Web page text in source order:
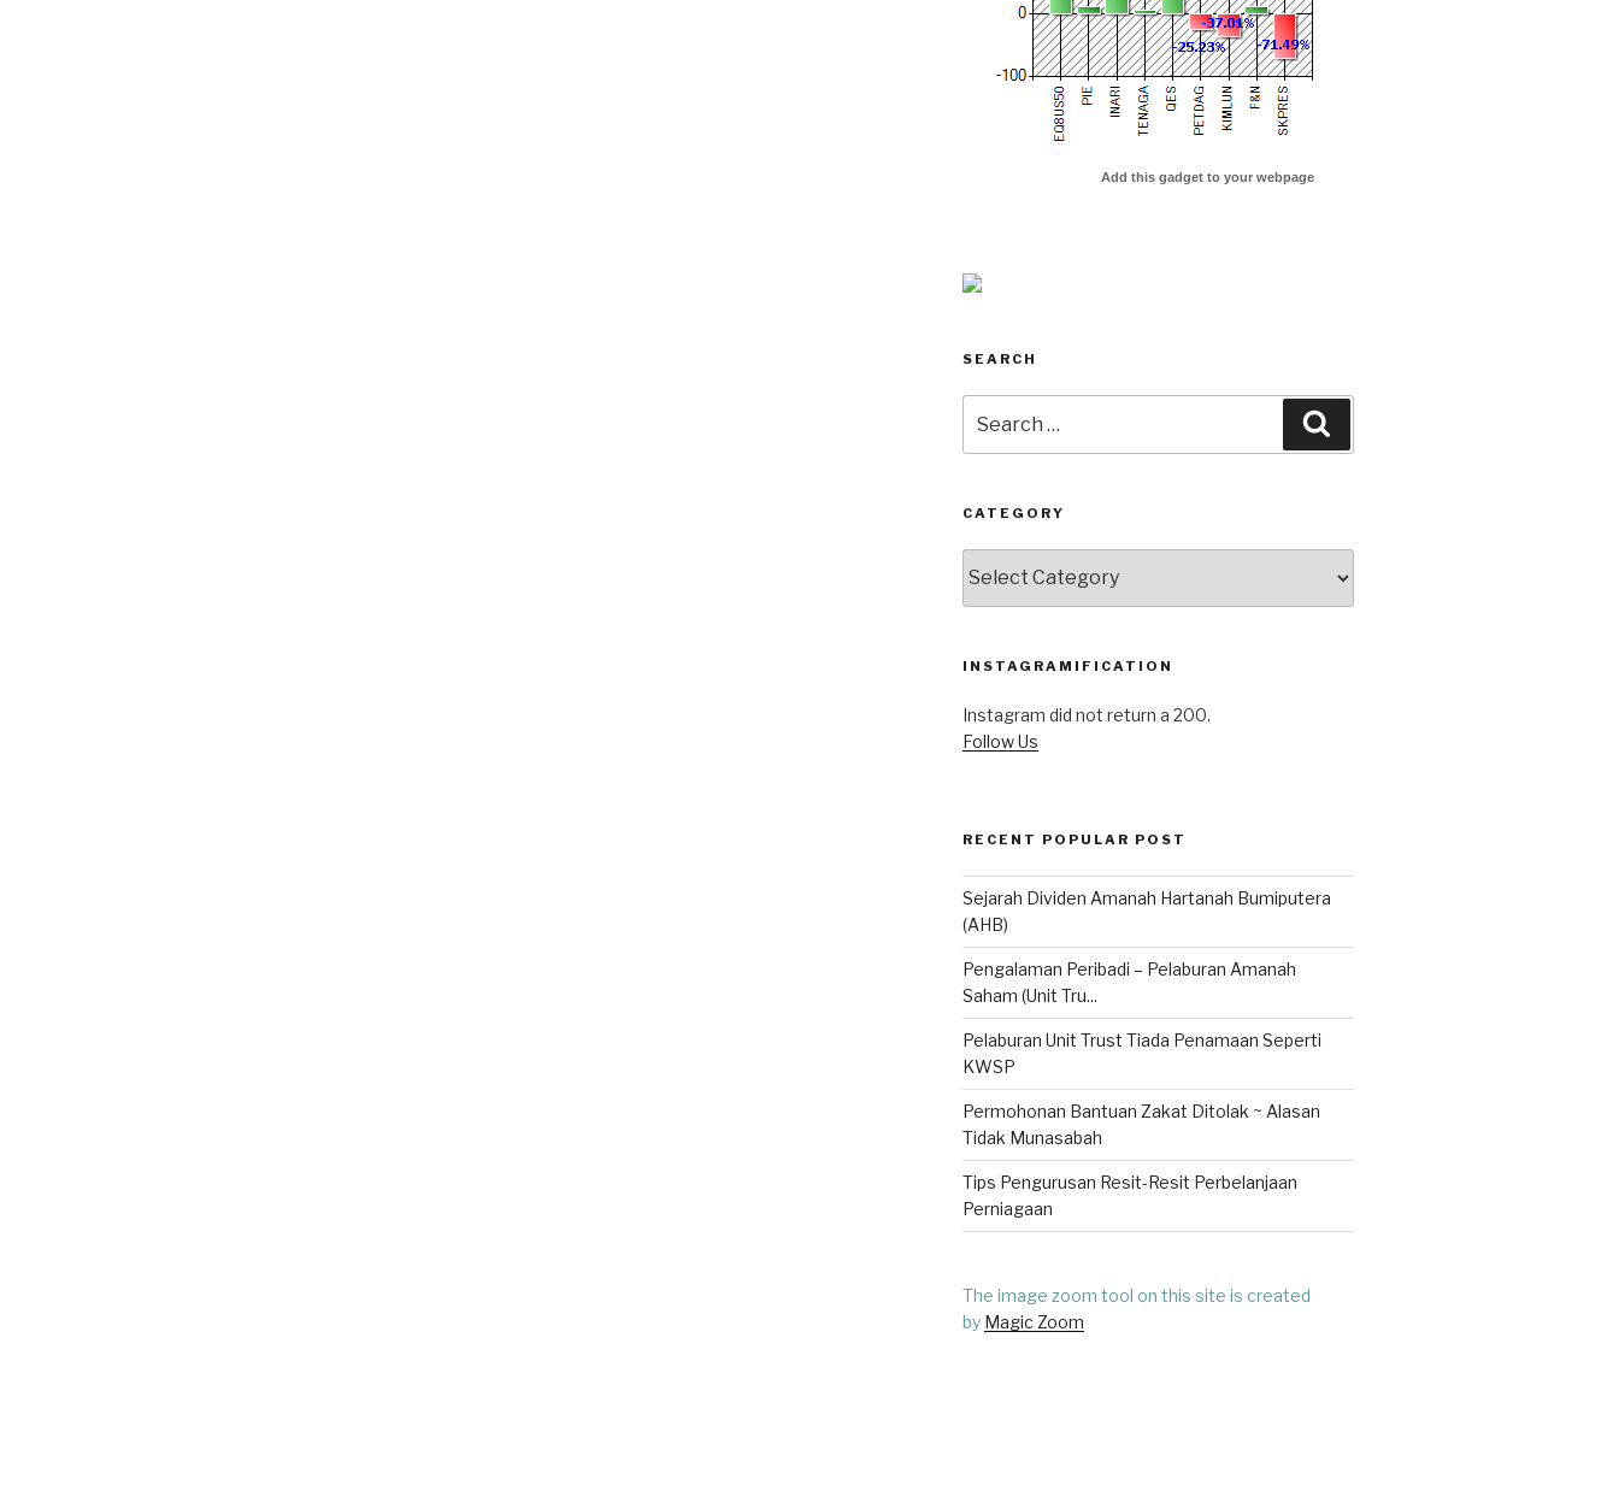
SEARCH
for:
CATEGORY
INSTAGRAMIFICATION
Instagram did not return a 200.
Follow Us
RECENT POPULAR POST
Sejarah Dividen Amanah Hartanah Bumiputera
(AHB)
Pengalaman Peribadi – Pelaburan Amanah
Saham (Unit Tru...
Pelaburan Unit Trust Tiada Penamaan Seperti
KWSP
Permohonan Bantuan Zakat Ditolak ~ Alasan
Tidak Munasabah
Tips Pengurusan Resit-Resit Perbelanjaan
Perniagaan
The image zoom tool on this site is created
by Magic Zoom